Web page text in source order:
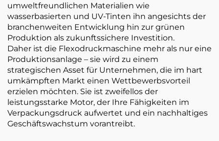
umweltfreundlichen Materialien wie
wasserbasierten und UV-Tinten ihn angesichts der
branchenweiten Entwicklung hin zur grünen
Produktion als zukunftssichere Investition.
Daher ist die Flexodruckmaschine mehr als nur eine
Produktionsanlage – sie wird zu einem
strategischen Asset für Unternehmen, die im hart
umkämpften Markt einen Wettbewerbsvorteil
erzielen möchten. Sie ist zweifellos der
leistungsstarke Motor, der Ihre Fähigkeiten im
Verpackungsdruck aufwertet und ein nachhaltiges
Geschäftswachstum vorantreibt.